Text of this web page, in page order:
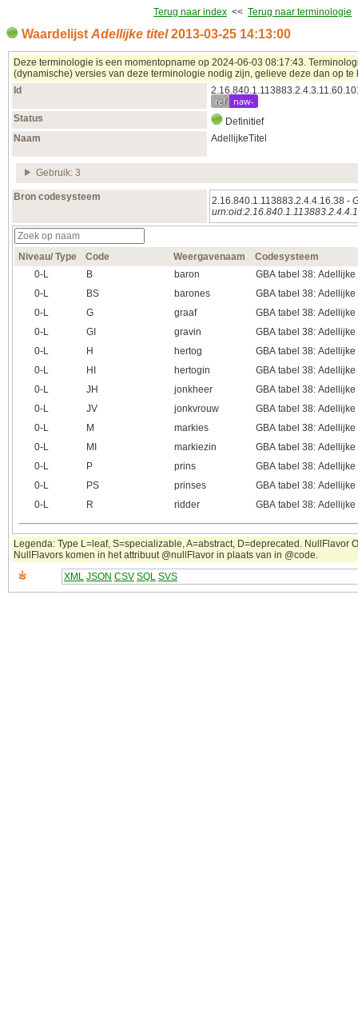
Terug naar index << Terug naar terminologie
Waardelijst Adellijke titel2013‑03‑25 14:13:00
Deze terminologie is een momentopname op 2024‑06‑03 08:17:43.
(dynamische) versies van deze terminologie nodig zijn, gelieve deze dan op te
Id
ref naw-
Status
Definitief
Naam
AdellijkeTitel
Gebruik: 3
Bron codesysteem 2.16.840.1.113883.2.4.4.16.38 -
Niveau/ Type Code Weergavenaam
Codesysteem
0‑L
B baron
GBA tabel 38:
0‑L
BS barones
GBA tabel 38:
0‑L
G graaf
GBA tabel 38:
0‑L
GI gravin
GBA tabel 38:
0‑L
H hertog
GBA tabel 38:
0‑L
HI hertogin
GBA tabel 38:
0‑L
JH jonkheer
GBA tabel 38:
0‑L
JV jonkvrouw
GBA tabel 38:
0‑L
M markies
GBA tabel 38:
0‑L
MI markiezin
GBA tabel 38:
0‑L
P prins
GBA tabel 38:
0‑L
PS prinses
GBA tabel 38:
0‑L
R ridder GBA tabel 38:
Legenda: Type L=leaf, S=specializable, A=abstract, D=deprecated. NullFlavor
NullFlavors komen in het attribuut @nullFlavor in plaats van in @code.
XML JSON CSV SQL SVS